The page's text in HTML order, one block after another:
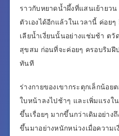
ราวกับหยาดน้ำผึ้งที่แสนเย้ายว
ตัวเองได้อีกแล้วในเวลานี้ ค่อย
เลียน้ำเงี่ยนนั้นอย่างแช่มช้า ต
สุขสม ก่อนที่จะค่อยๆ ครอบริมฝี
ทันที
ร่างกายของเขากระตุกเล็กน้อ
ใบหน้าลงไปช้าๆ และเพิ่มแรงใ
ขึ้นเรื่อยๆ มากขึ้นกว่าเดิมอย่าง
ขึ้นมาอย่างหนักหน่วงเมื่อความ